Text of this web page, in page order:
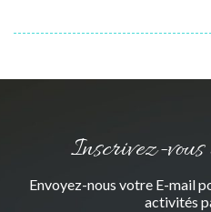
Inscrivez-
Envoyez-nous votre E-mail
activités